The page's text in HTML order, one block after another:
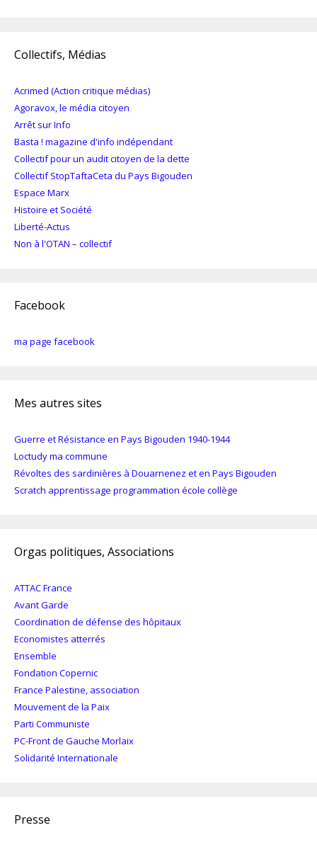
Collectifs, Médias
Acrimed (Action critique médias)
Agoravox, le média citoyen
Arrêt sur Info
Basta ! magazine d'info indépendant
Collectif pour un audit citoyen de la dette
Collectif StopTaftaCeta du Pays Bigouden
Espace Marx
Histoire et Société
Liberté-Actus
Non à l'OTAN – collectif
Facebook
ma page facebook
Mes autres sites
Guerre et Résistance en Pays Bigouden 1940-1944
Loctudy ma commune
Révoltes des sardinières à Douarnenez et en Pays Bigouden
Scratch apprentissage programmation école collège
Orgas politiques, Associations
ATTAC France
Avant Garde
Coordination de défense des hôpitaux
Economistes atterrés
Ensemble
Fondation Copernic
France Palestine, association
Mouvement de la Paix
Parti Communiste
PC-Front de Gauche Morlaix
Solidarité Internationale
Presse